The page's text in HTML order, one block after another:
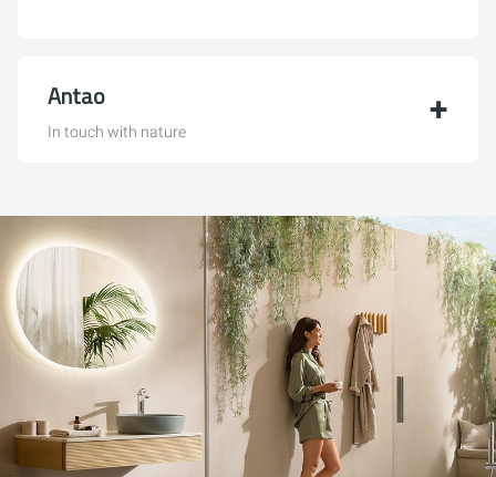
Antao
In touch with nature